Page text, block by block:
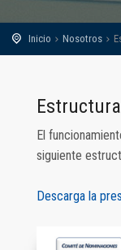
Inicio Nosotros
El
siguiente
Descarga la